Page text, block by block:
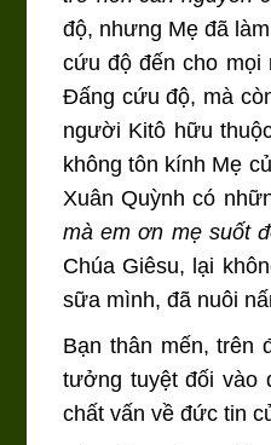
độ, nhưng Mẹ đã
cứu độ đến cho
Đấng cứu độ, mà
người Kitô hữu
không tôn kính Mẹ
Xuân Quỳnh có
mà em ơn mẹ suốt
Chúa Giêsu, lại
sữa mình, đã nuôi
Bạn thân mến, trên
tưởng tuyệt đối vào
chất vấn về đức tin